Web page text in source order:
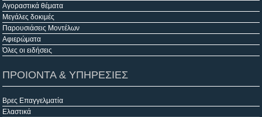
Αγοραστικά θέματα
Μεγάλες δοκιμές
Παρουσιάσεις Μοντέλων
Αφιερώματα
Όλες οι ειδήσεις
ΠΡΟΙΟΝΤΑ & ΥΠΗΡΕΣΙΕΣ
Βρες Επαγγελματία
Ελαστικά